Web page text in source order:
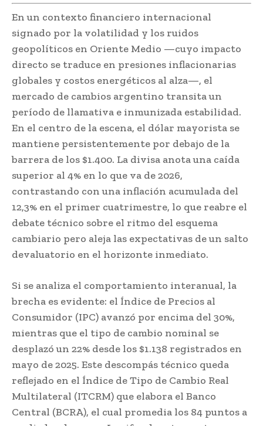
En un contexto financiero internacional
signado por la volatilidad y los ruidos
geopolíticos en Oriente Medio —cuyo impacto
directo se traduce en presiones inflacionarias
globales y costos energéticos al alza—, el
mercado de cambios argentino transita un
período de llamativa e inmunizada estabilidad.
En el centro de la escena, el dólar mayorista se
mantiene persistentemente por debajo de la
barrera de los $1.400. La divisa anota una caída
superior al 4% en lo que va de 2026,
contrastando con una inflación acumulada del
12,3% en el primer cuatrimestre, lo que reabre el
debate técnico sobre el ritmo del esquema
cambiario pero aleja las expectativas de un salto
devaluatorio en el horizonte inmediato.
Si se analiza el comportamiento interanual, la
brecha es evidente: el Índice de Precios al
Consumidor (IPC) avanzó por encima del 30%,
mientras que el tipo de cambio nominal se
desplazó un 22% desde los $1.138 registrados en
mayo de 2025. Este descompás técnico queda
reflejado en el Índice de Tipo de Cambio Real
Multilateral (ITCRM) que elabora el Banco
Central (BCRA), el cual promedia los 84 puntos a